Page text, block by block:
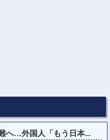
へ…外国人「もう日本...